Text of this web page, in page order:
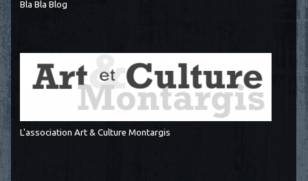
Bla Bla Blog
L'association Art & Culture Montargis